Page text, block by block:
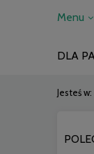
Menu
DLA
Jesteś w: